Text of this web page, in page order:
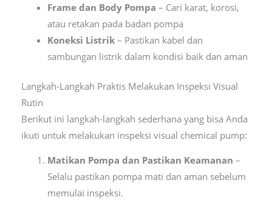
Frame dan Body Pompa – Cari karat, korosi,
atau retakan pada badan pompa
Koneksi Listrik – Pastikan kabel dan
sambungan listrik dalam kondisi baik dan aman
Langkah-Langkah Praktis Melakukan Inspeksi Visual
Rutin
Berikut ini langkah-langkah sederhana yang bisa Anda
ikuti untuk melakukan inspeksi visual chemical pump:
Matikan Pompa dan Pastikan Keamanan –
Selalu pastikan pompa mati dan aman sebelum
memulai inspeksi.